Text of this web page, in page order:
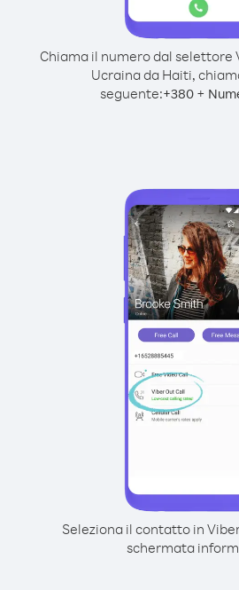
Chiama il numero dal selettore
Ucraina da Haiti,
seguente:+380 +
Seleziona il contatto in
schermata